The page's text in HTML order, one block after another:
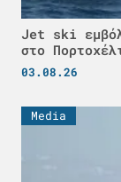
Jet ski
στο
03.08.26
Media